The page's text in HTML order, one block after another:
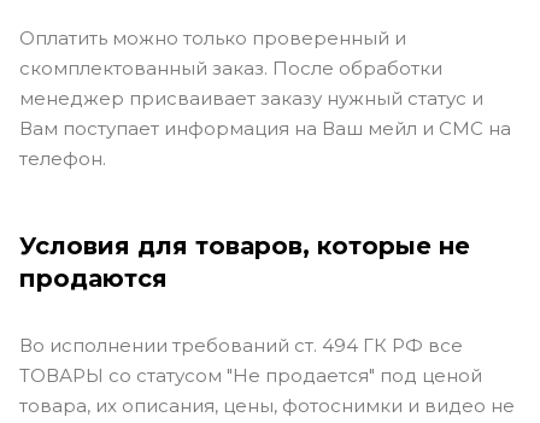
Оплатить можно только проверенный и
скомплектованный заказ. После обработки
менеджер присваивает заказу нужный статус и
Вам поступает информация на Ваш мейл и СМС на
телефон.
Условия для товаров, которые не
продаются
Во исполнении требований ст. 494 ГК РФ все
ТОВАРЫ со статусом "Не продается" под ценой
товара, их описания, цены, фотоснимки и видео не